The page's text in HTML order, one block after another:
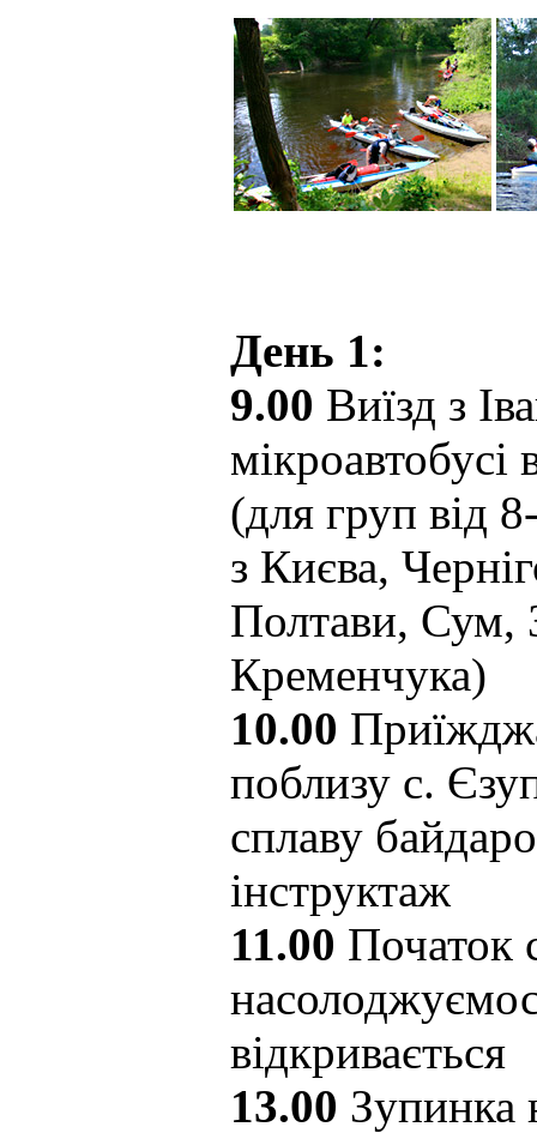
День 1:
9.00 Виїзд з
мікроавтобусі
(для груп від
з Києва,
Полтави, Сум,
Кременчука)
10.00
поблизу с.
сплаву
інструктаж
11.00 Початок
відкривається
13.00 Зупинка